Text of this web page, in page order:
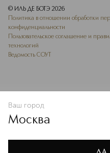
Политике конфиденциальности
В КОРЗИНУ
© ИЛЬ ДЕ БОТЭ 2026
Политика в отношении обработки
конфиденциальности
Пользовательское соглашение и
технологий
Ведомость СОУТ
Ваш город
Москва